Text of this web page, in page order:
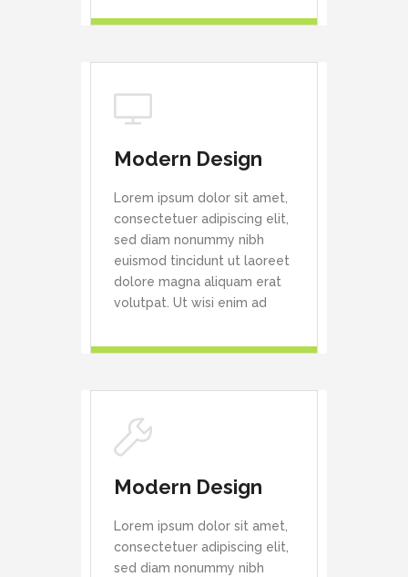
Modern Design
Lorem ipsum dolor sit amet,
consectetuer adipiscing elit,
sed diam nonummy nibh
euismod tincidunt ut laoreet
dolore magna aliquam erat
volutpat. Ut wisi enim ad
Modern Design
Lorem ipsum dolor sit amet,
consectetuer adipiscing elit,
sed diam nonummy nibh